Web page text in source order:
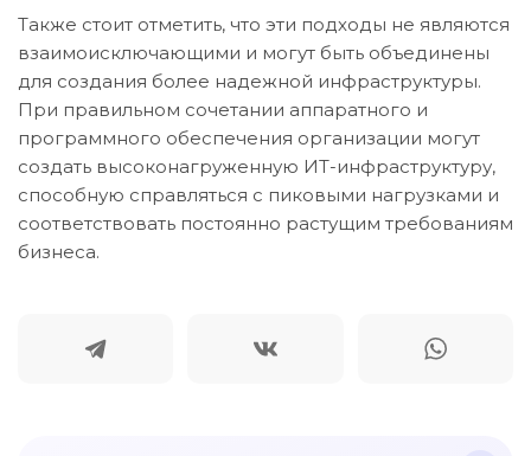
Также стоит отметить, что эти подходы не являются
взаимоисключающими и могут быть объединены
для создания более надежной инфраструктуры.
При правильном сочетании аппаратного и
программного обеспечения организации могут
создать высоконагруженную ИТ-инфраструктуру,
способную справляться с пиковыми нагрузками и
соответствовать постоянно растущим требованиям
бизнеса.